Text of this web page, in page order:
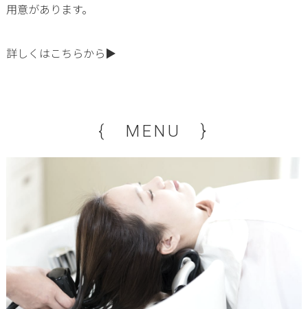
用意があります。
詳しくはこちらから▶
{ MENU }